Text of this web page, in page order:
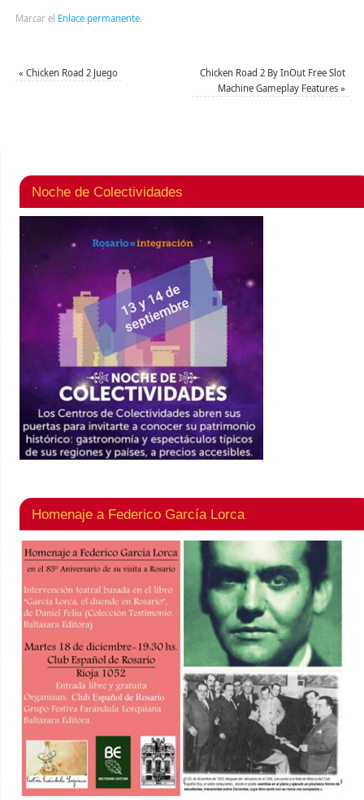
Marcar el Enlace permanente.
« Chicken Road 2 Juego
Chicken Road 2 By InOut Free Slot
Machine Gameplay Features»
Noche de Colectividades
Homenaje a Federico García Lorca